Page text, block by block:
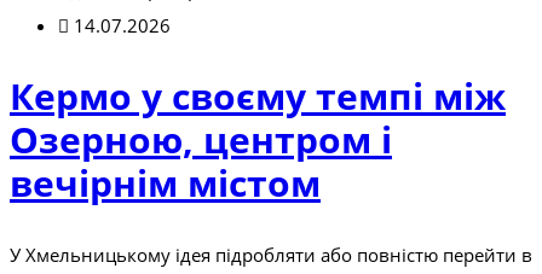
14.07.2026
Кермо у своєму темпі між
Озерною, центром і
вечірнім містом
У Хмельницькому ідея підробляти або повністю перейти в